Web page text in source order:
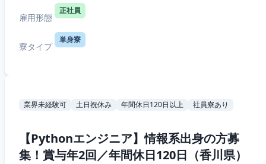
雇用形態
正社員
寮タイプ
単身寮
業界未経験可 土日祝休み 年間休日120日以上 社員寮あり
【Pythonエンジニア】情報系出身の方募
集！賞与年2回／年間休日120日（香川県）